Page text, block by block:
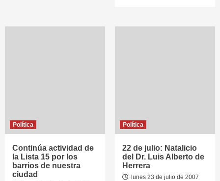
Política
Continúa actividad de
la Lista 15 por los
barrios de nuestra
ciudad
Política
22 de julio: Natalicio
del Dr. Luis Alberto de
Herrera
lunes 23 de julio de 2007